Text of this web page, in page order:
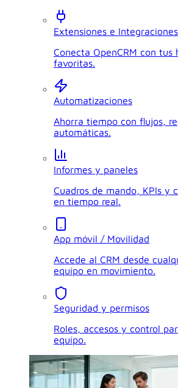
Extensiones e Integraciones
Conecta OpenCRM con tus
favoritas.
Automatizaciones
Ahorra tiempo con flujos,
automáticas.
Informes y paneles
Cuadros de mando, KPIs y
en tiempo real.
App móvil / Movilidad
Accede al CRM desde
equipo en movimiento.
Seguridad y permisos
Roles, accesos y control
equipo.